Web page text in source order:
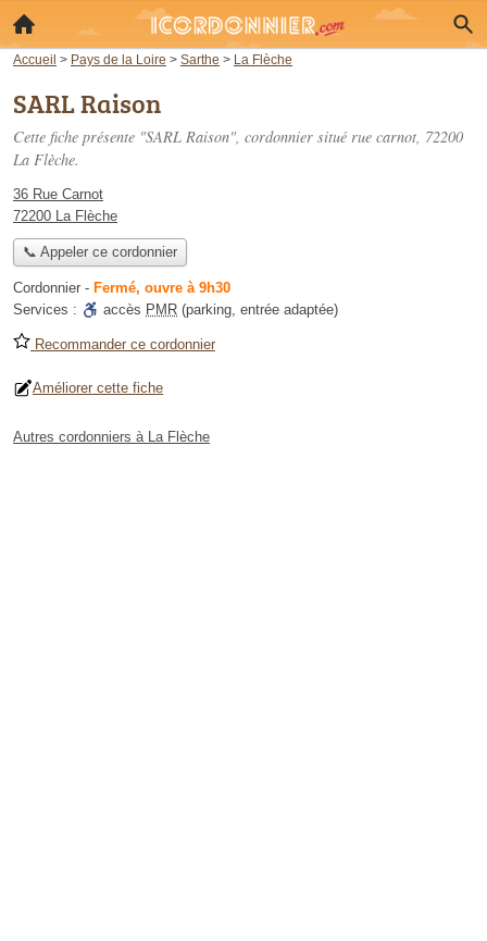
Accueil > Pays de la Loire > Sarthe > La Flèche
SARL Raison
Cette fiche présente "SARL Raison", cordonnier situé rue carnot, 72200
La Flèche.
36 Rue Carnot
72200 La Flèche
📞 Appeler ce cordonnier
Cordonnier - Fermé, ouvre à 9h30
Services :
accès PMR (parking, entrée adaptée)
Recommander ce cordonnier
Améliorer cette fiche
Autres cordonniers à La Flèche